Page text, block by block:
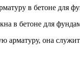
в бетоне для
арматуру, она